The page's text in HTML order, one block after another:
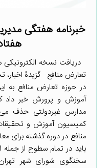
خبرنامه هفتگی
دریافت نسخه
تعارض منافع گزیدۀ
در حوزه تعارض منافع به
آموزش و پرورش خبر داد
مدارس غیردولتی حذف
کمیسیون آموزش و
منافع در دوره گذشته برای
باید در تمام سطوح از جمله
سخنگوی شورای شهر